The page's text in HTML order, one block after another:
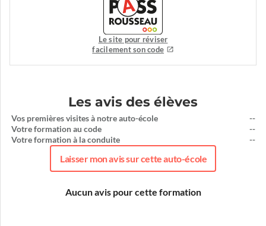
Le site pour réviser
facilement son code
Les avis des élèves
Vos premières visites à notre auto-école
Votre formation au code
Votre formation à la conduite
--
--
--
Laisser mon avis sur cette auto-école
Aucun avis pour cette formation